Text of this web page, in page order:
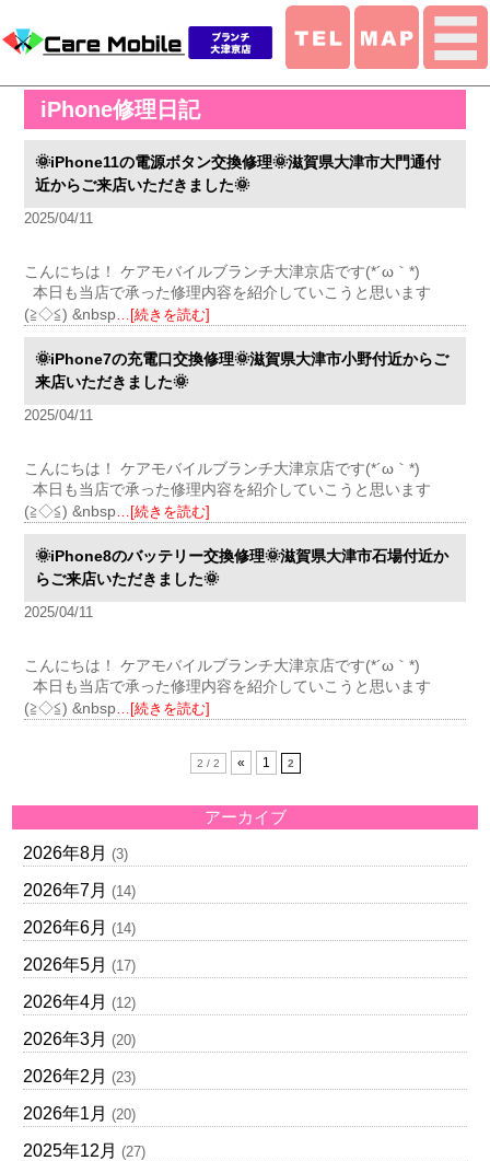
iPhone修理日記
🌞iPhone11の電源ボタン交換修理🌞滋賀県大津市大門通付
近からご来店いただきました🌞
2025/04/11
こんにちは！ ケアモバイルブランチ大津京店です(*´ω｀*)
本日も当店で承った修理内容を紹介していこうと思います
(≧◇≦) &nbsp…[続きを読む]
🌞iPhone7の充電口交換修理🌞滋賀県大津市小野付近からご
来店いただきました🌞
2025/04/11
こんにちは！ ケアモバイルブランチ大津京店です(*´ω｀*)
本日も当店で承った修理内容を紹介していこうと思います
(≧◇≦) &nbsp…[続きを読む]
🌞iPhone8のバッテリー交換修理🌞滋賀県大津市石場付近か
らご来店いただきました🌞
2025/04/11
こんにちは！ ケアモバイルブランチ大津京店です(*´ω｀*)
本日も当店で承った修理内容を紹介していこうと思います
(≧◇≦) &nbsp…[続きを読む]
2 / 2 « 1 2
アーカイブ
2026年8月 (3)
2026年7月 (14)
2026年6月 (14)
2026年5月 (17)
2026年4月 (12)
2026年3月 (20)
2026年2月 (23)
2026年1月 (20)
2025年12月 (27)